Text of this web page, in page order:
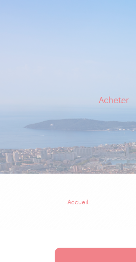
Acheter
Accueil